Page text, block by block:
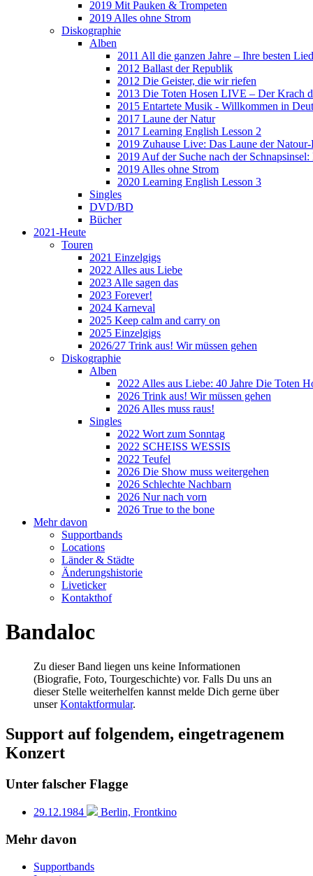
2019 Mit Pauken & Trompeten
2019 Alles ohne Strom
Diskographie
Alben
2011 All die ganzen Jahre – Ihre besten
2012 Ballast der Republik
2012 Die Geister, die wir riefen
2013 Die Toten Hosen LIVE – Der Krach
2015 Entartete Musik - Willkommen in
2017 Laune der Natur
2017 Learning English Lesson 2
2019 Zuhause Live: Das Laune der
2019 Auf der Suche nach der
2019 Alles ohne Strom
2020 Learning English Lesson 3
Singles
DVD/BD
Bücher
2021-Heute
Touren
2021 Einzelgigs
2022 Alles aus Liebe
2023 Alle sagen das
2023 Forever!
2024 Karneval
2025 Keep calm and carry on
2025 Einzelgigs
2026/27 Trink aus! Wir müssen gehen
Diskographie
Alben
2022 Alles aus Liebe: 40 Jahre Die Toten
2026 Trink aus! Wir müssen gehen
2026 Alles muss raus!
Singles
2022 Wort zum Sonntag
2022 SCHEISS WESSIS
2022 Teufel
2026 Die Show muss weitergehen
2026 Schlechte Nachbarn
2026 Nur nach vorn
2026 True to the bone
Mehr davon
Supportbands
Locations
Länder & Städte
Änderungshistorie
Liveticker
Kontakthof
Bandaloc
Zu dieser Band liegen uns keine Informationen
(Biografie, Foto, Tourgeschichte) vor. Falls Du uns an
dieser Stelle weiterhelfen kannst melde Dich gerne über
unserKontaktformular.
Support auf folgendem, eingetragenem
Konzert
Unter falscher Flagge
29.12.1984 Berlin, Frontkino
Mehr davon
Supportbands